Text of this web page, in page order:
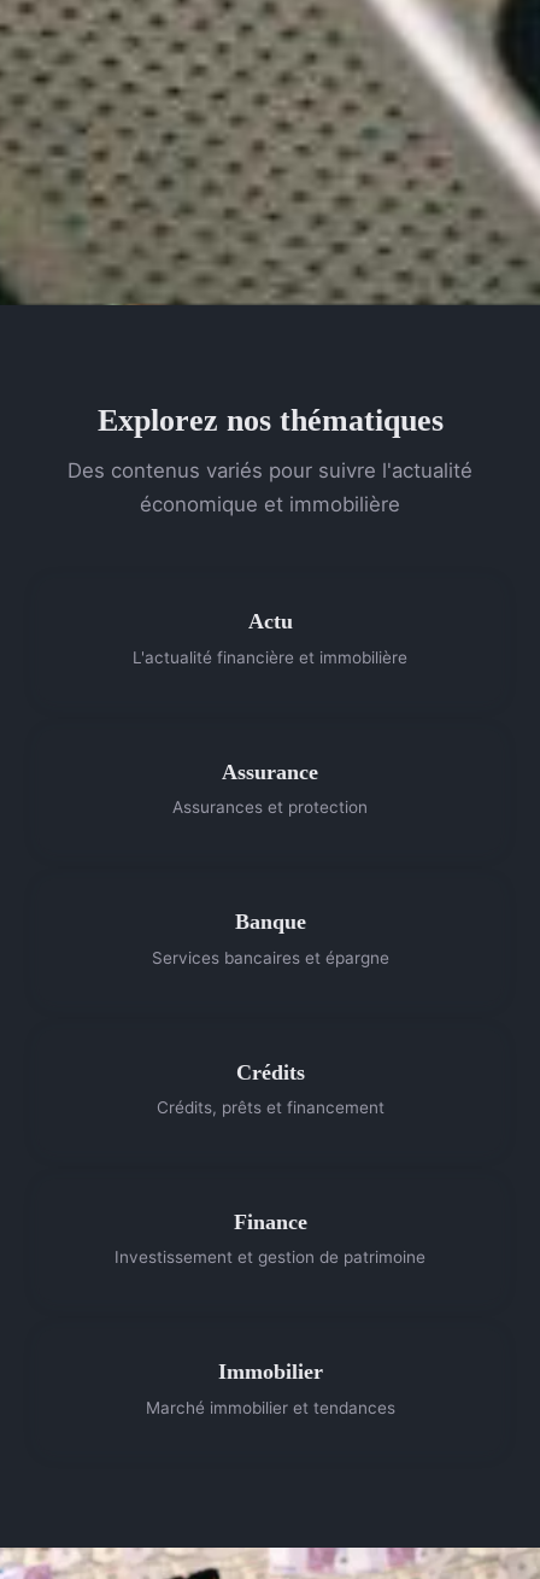
Explorez nos thématiques
Des contenus variés pour suivre l'actualité
économique et immobilière
Actu
L'actualité financière et immobilière
Assurance
Assurances et protection
Banque
Services bancaires et épargne
Crédits
Crédits, prêts et financement
Finance
Investissement et gestion de patrimoine
Immobilier
Marché immobilier et tendances